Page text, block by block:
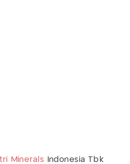
Minerals Indonesia Tbk